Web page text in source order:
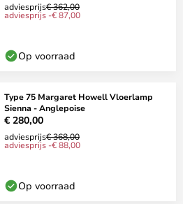
adviesprijs€ 362,00
adviesprijs -€ 87,00
Op voorraad
Type 75 Margaret Howell Vloerlamp
Sienna - Anglepoise
€ 280,00
adviesprijs€ 368,00
adviesprijs -€ 88,00
Op voorraad